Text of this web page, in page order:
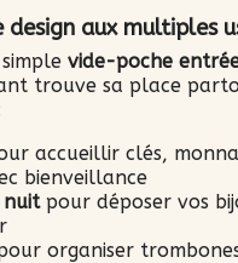
design aux multiples
vide-poche
trouve sa place
accueillir clés,
bienveillance
pour déposer vos
organiser